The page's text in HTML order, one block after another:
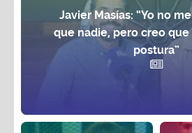
Javier Masías: “Yo no
que nadie, pero creo
postura”